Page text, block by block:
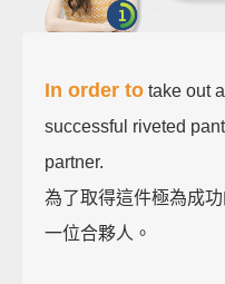
In order to take out
successful riveted
partner.
為了取得這件極為成
一位合夥人。